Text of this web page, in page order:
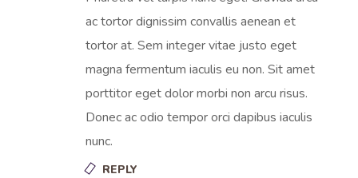
ac tortor dignissim convallis aenean et
tortor at. Sem integer vitae justo eget
magna fermentum iaculis eu non. Sit amet
porttitor eget dolor morbi non arcu risus.
Donec ac odio tempor orci dapibus iaculis
nunc.
REPLY